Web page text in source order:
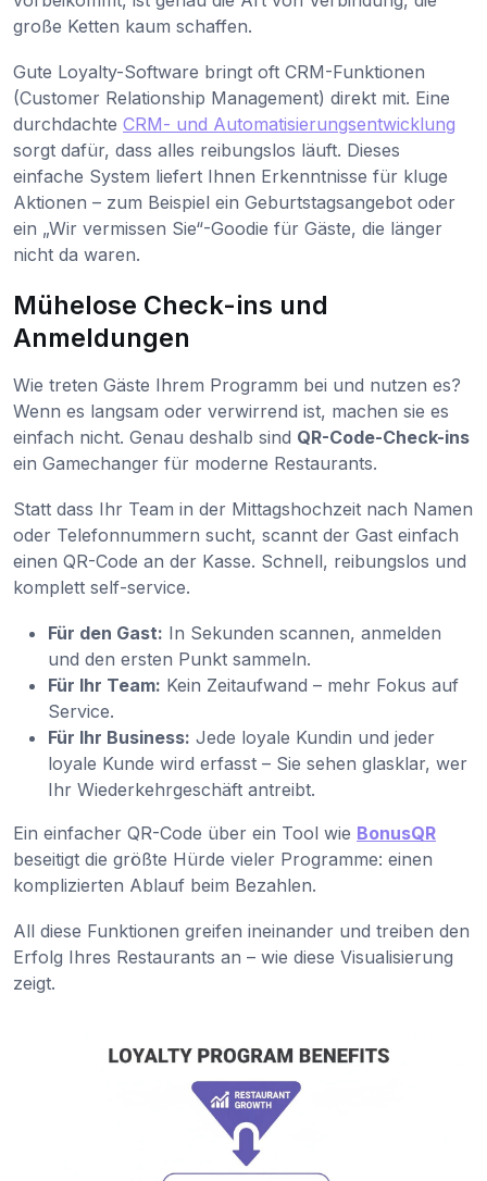
große Ketten kaum schaffen.
Gute Loyalty-Software bringt oft CRM-Funktionen
(Customer Relationship Management) direkt mit. Eine
durchdachte CRM- und Automatisierungsentwicklung
sorgt dafür, dass alles reibungslos läuft. Dieses
einfache System liefert Ihnen Erkenntnisse für kluge
Aktionen – zum Beispiel ein Geburtstagsangebot oder
ein „Wir vermissen Sie“-Goodie für Gäste, die länger
nicht da waren.
Mühelose Check-ins und
Anmeldungen
Wie treten Gäste Ihrem Programm bei und nutzen es?
Wenn es langsam oder verwirrend ist, machen sie es
einfach nicht. Genau deshalb sind QR-Code-Check-ins
ein Gamechanger für moderne Restaurants.
Statt dass Ihr Team in der Mittagshochzeit nach Namen
oder Telefonnummern sucht, scannt der Gast einfach
einen QR-Code an der Kasse. Schnell, reibungslos und
komplett self-service.
Für den Gast: In Sekunden scannen, anmelden
und den ersten Punkt sammeln.
Für Ihr Team: Kein Zeitaufwand – mehr Fokus auf
Service.
Für Ihr Business: Jede loyale Kundin und jeder
loyale Kunde wird erfasst – Sie sehen glasklar, wer
Ihr Wiederkehrgeschäft antreibt.
Ein einfacher QR-Code über ein Tool wie BonusQR
beseitigt die größte Hürde vieler Programme: einen
komplizierten Ablauf beim Bezahlen.
All diese Funktionen greifen ineinander und treiben den
Erfolg Ihres Restaurants an – wie diese Visualisierung
zeigt.